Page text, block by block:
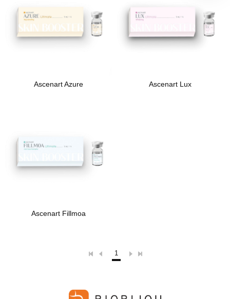
Ascenart Azure Ascenart Lux
Ascenart Fillmoa
1